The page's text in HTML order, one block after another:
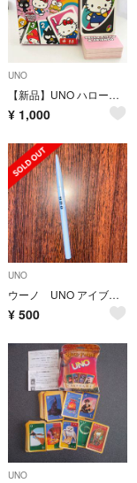
UNO
【新品】UNO ハローキティ & フレンズ カードゲーム
¥ 1,000
UNO
ウーノ UNO アイブロウペンシル
¥ 500
UNO